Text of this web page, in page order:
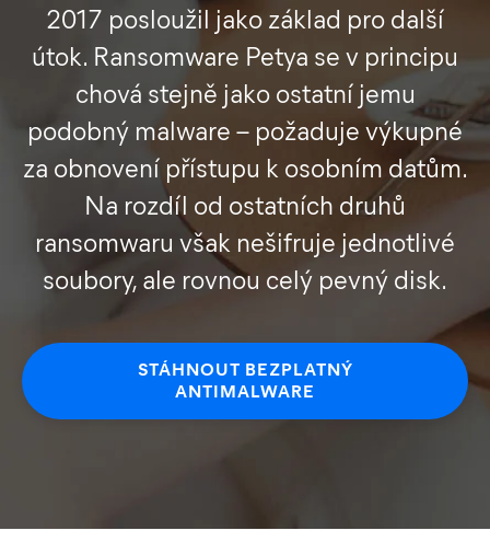
2017 posloužil jako základ pro další
útok. Ransomware Petya se v principu
chová stejně jako ostatní jemu
podobný malware – požaduje výkupné
za obnovení přístupu k osobním datům.
Na rozdíl od ostatních druhů
ransomwaru však nešifruje jednotlivé
soubory, ale rovnou celý pevný disk.
STÁHNOUT BEZPLATNÝ
ANTIMALWARE